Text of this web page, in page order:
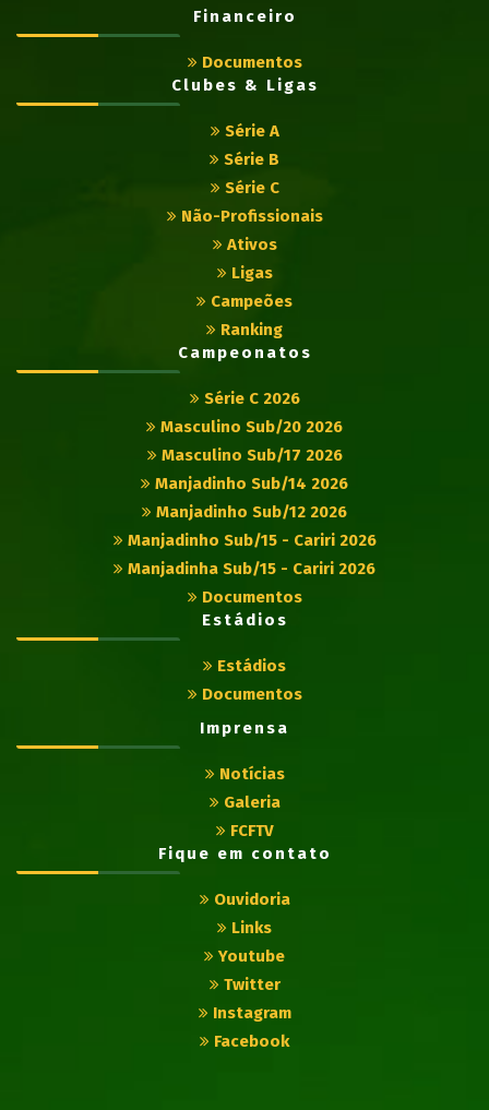
Financeiro
Documentos
Clubes & Ligas
Série A
Série B
Série C
Não-Profissionais
Ativos
Ligas
Campeões
Ranking
Campeonatos
Série C 2026
Masculino Sub/20 2026
Masculino Sub/17 2026
Manjadinho Sub/14 2026
Manjadinho Sub/12 2026
Manjadinho Sub/15 - Cariri 2026
Manjadinha Sub/15 - Cariri 2026
Documentos
Estádios
Estádios
Documentos
Imprensa
Notícias
Galeria
FCFTV
Fique em contato
Ouvidoria
Links
Youtube
Twitter
Instagram
Facebook